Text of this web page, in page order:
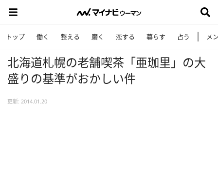
トップ 働く 整える 磨く 恋する 暮らす 占う メ
北海道札幌の老舗喫茶「亜珈里」の大
盛りの基準がおかしい件
更新: 2014.01.20